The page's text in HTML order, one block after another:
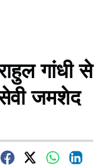
गांधी से
जमशेद